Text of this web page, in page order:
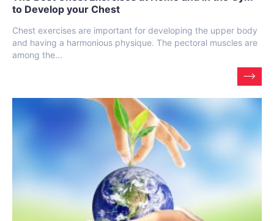
to Develop your Chest
Chest exercises are important for developing the upper body
and having a harmonious physique. The pectoral muscles are
among the...